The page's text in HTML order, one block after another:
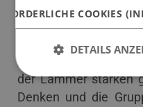
Aktionen, wie
Mountainbiken
Schwierigkeitslevel
Ausgleich.
der Lammer stärken
Denken und die
COOKIES
DETAILS